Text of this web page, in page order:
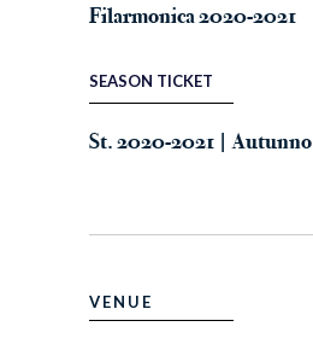
Filarmonica 2020-2021
SEASON TICKET
St. 2020-2021 | Autunno
VENUE